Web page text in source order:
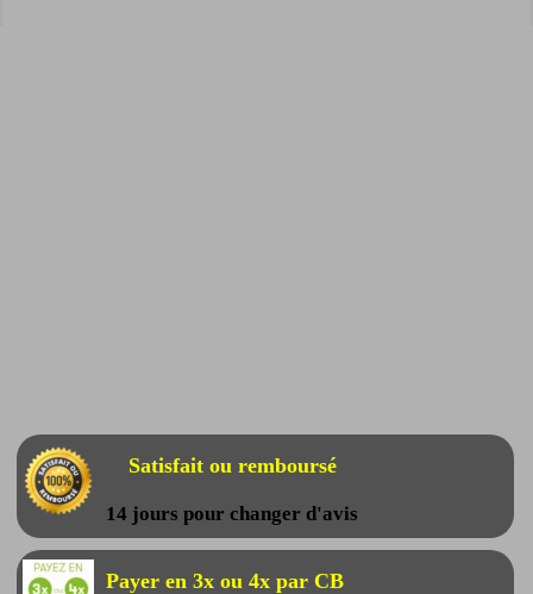
Satisfait ou remboursé
14 jours pour changer d'avis
Payer en 3x ou 4x par CB